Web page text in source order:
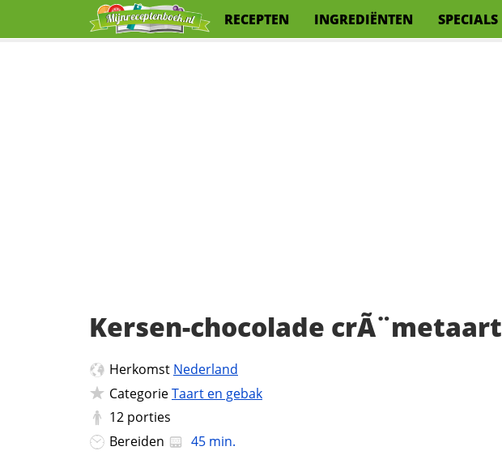
RECEPTEN INGREDIËNTEN SPECIALS
Kersen-chocolade crÃ¨metaart
Herkomst Nederland
CategorieTaart en gebak
12 porties
Bereiden
45 min.